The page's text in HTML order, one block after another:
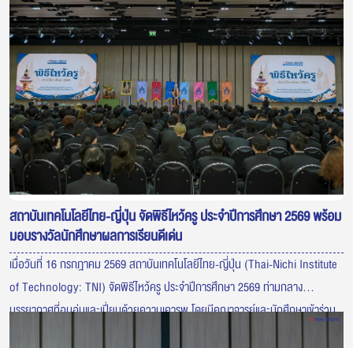
สถาบันเทคโนโลยีไทย-ญี่ปุ่น จัดพิธีไหว้ครู ประจำปีการศึกษา 2569 พร้อม
มอบรางวัลนักศึกษาผลการเรียนดีเด่น
เมื่อวันที่ 16 กรกฎาคม 2569 สถาบันเทคโนโลยีไทย-ญี่ปุ่น (Thai-Nichi Institute
of Technology: TNI) จัดพิธีไหว้ครู ประจำปีการศึกษา 2569 ท่ามกลาง
บรรยากาศที่อบอุ่นและเปี่ยมด้วยความเคารพ โดยมีคณาจารย์และนักศึกษาเข้าร่วม